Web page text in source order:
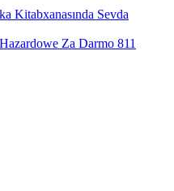
Kitabxanasında Sevda
Za Darmo 811